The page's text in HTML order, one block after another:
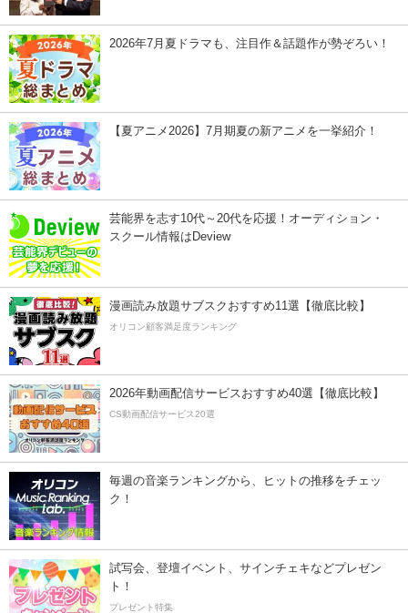
2026年7月夏ドラマも、注目作＆話題作が勢ぞろい！
【夏アニメ2026】7月期夏の新アニメを一挙紹介！
芸能界を志す10代～20代を応援！オーディション・
スクール情報はDeview
漫画読み放題サブスクおすすめ11選【徹底比較】
オリコン顧客満足度ランキング
2026年動画配信サービスおすすめ40選【徹底比較】
CS動画配信サービス20選
毎週の音楽ランキングから、ヒットの推移をチェッ
ク！
試写会、登壇イベント、サインチェキなどプレゼン
ト！
プレゼント特集